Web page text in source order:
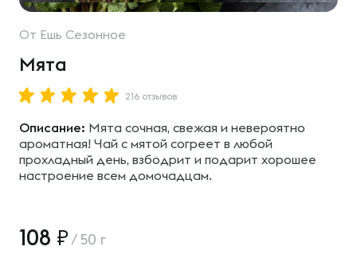
От Ешь Сезонное
Мята
216 отзывов
Описание: Мята сочная, свежая и невероятно
ароматная! Чай с мятой согреет в любой
прохладный день, взбодрит и подарит хорошее
настроение всем домочадцам.
108 / 50 г